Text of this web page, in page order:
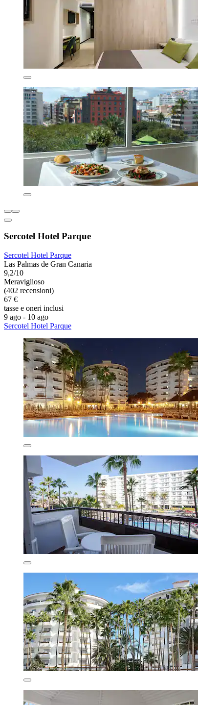
Sercotel Hotel Parque
Sercotel Hotel Parque
Las Palmas de Gran Canaria
9,2/10
Meraviglioso
(402 recensioni)
67 €
tasse e oneri inclusi
9 ago - 10 ago
Sercotel Hotel Parque